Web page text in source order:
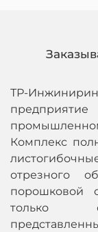
ТР-
Комплекс
отрезного
порошковой
только